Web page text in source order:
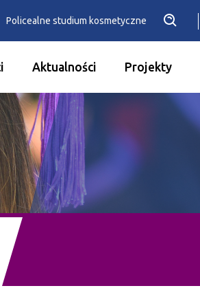
Policealne studium kosmetyczne
Aktualności Projekty